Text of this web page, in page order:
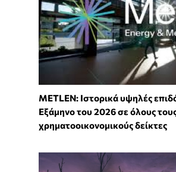
METLEN: Ιστορικά υψηλές
Εξάμηνο του 2026 σε όλους
χρηματοοικονομικούς δείκτες